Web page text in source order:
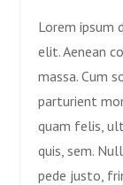
Lorem ipsum
elit. Aenean
massa. Cum
parturient
quam felis,
quis, sem.
pede justo,